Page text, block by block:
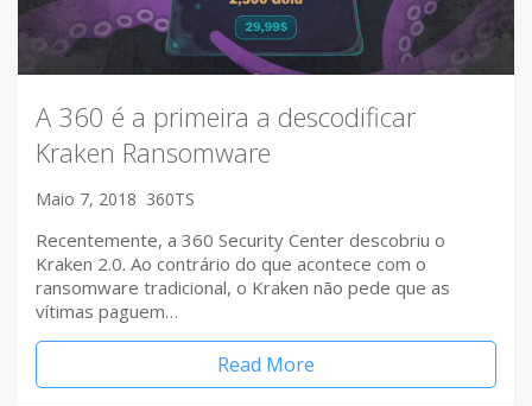
A 360 é a primeira a descodificar
Kraken Ransomware
Maio 7, 2018 360TS
Recentemente, a 360 Security Center descobriu o
Kraken 2.0. Ao contrário do que acontece com o
ransomware tradicional, o Kraken não pede que as
vítimas paguem…
Read More